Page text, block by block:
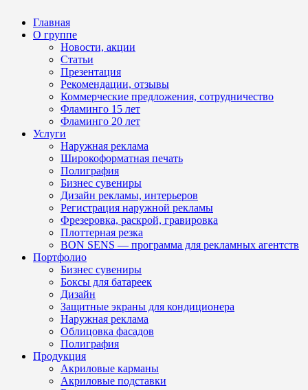
Главная
О группе
Новости, акции
Статьи
Презентация
Рекомендации, отзывы
Коммерческие предложения, сотрудничество
Фламинго 15 лет
Фламинго 20 лет
Услуги
Наружная реклама
Широкоформатная печать
Полиграфия
Бизнес сувениры
Дизайн рекламы, интерьеров
Регистрация наружной рекламы
Фрезеровка, раскрой, гравировка
Плоттерная резка
BON SENS — программа для рекламных агентств
Портфолио
Бизнес сувениры
Боксы для батареек
Дизайн
Защитные экраны для кондиционера
Наружная реклама
Облицовка фасадов
Полиграфия
Продукция
Акриловые карманы
Акриловые подставки